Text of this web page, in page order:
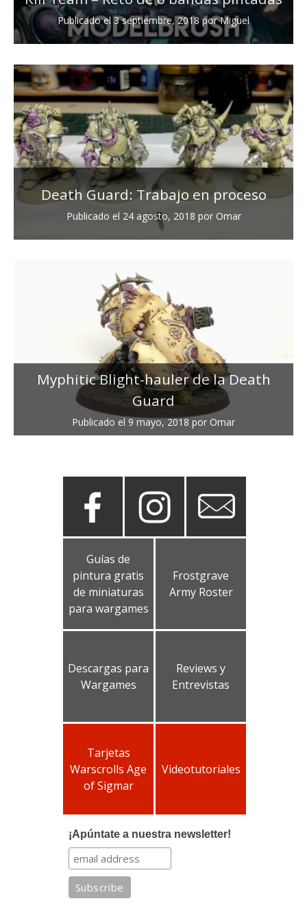
Publicado el3 septiembre, 2018porMiguel
Death Guard: Trabajo en proceso
Publicado el 24 agosto, 2018 por Omar
Myphitic Blight-hauler de la Death
Guard
Publicado el 9 mayo, 2018 por Omar
Guías de
pintura gratis
de miniaturas
para wargames
Frostgrave
Army Roster
Descargas para
Wargames
Reviews y
Entrevistas
Tarjetas
Warscrolls Age
of Sigmar
Videotutoriales
¡Apúntate a nuestra newsletter!